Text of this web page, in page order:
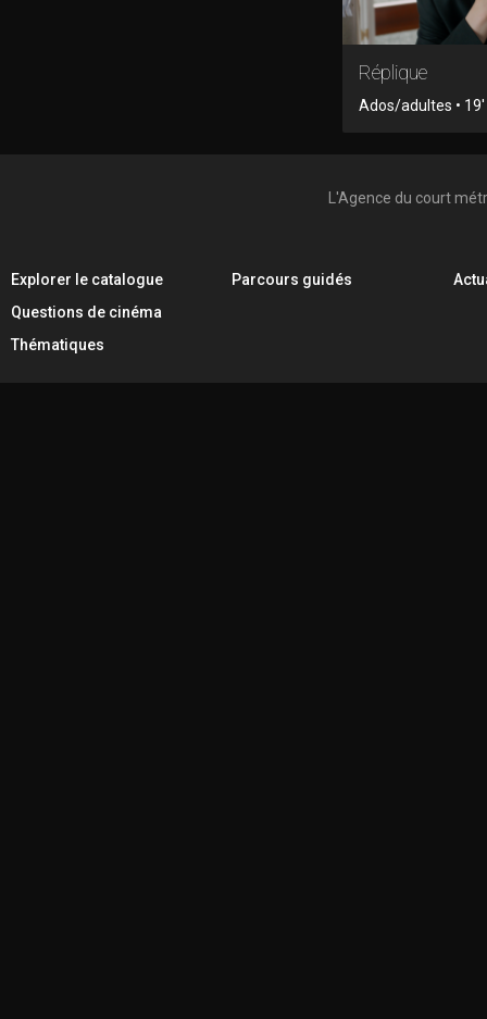
Réplique
Ados/adultes • 19'
L'Agence du court
Explorer le catalogue
Questions de cinéma
Thématiques
Parcours guidés